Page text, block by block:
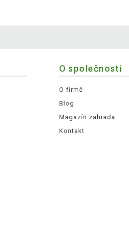
O společnosti
O firmě
Blog
Magazín zahrada
Kontakt